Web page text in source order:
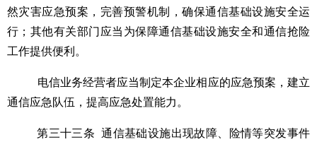
然灾害应急预案，完善预警机制，确保通信基础设施安全运
行；其他有关部门应当为保障通信基础设施安全和通信抢险
工作提供便利。
电信业务经营者应当制定本企业相应的应急预案，建立
通信应急队伍，提高应急处置能力。
第三十三条 通信基础设施出现故障、险情等突发事件